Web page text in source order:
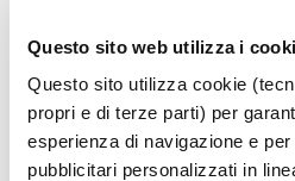
Questo sito web utilizza i
Questo sito utilizza cookie
propri e di terze parti) per
esperienza di navigazione e
pubblicitari personalizzati in
attesa del tuo volo